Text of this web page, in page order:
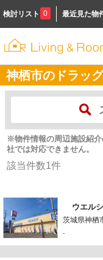
検討リスト 0 最近見た物
神栖市のドラッ
※物件情報の周辺施設紹
社では対応できません。
該当件数1件
ウエル
茨城県神栖
-